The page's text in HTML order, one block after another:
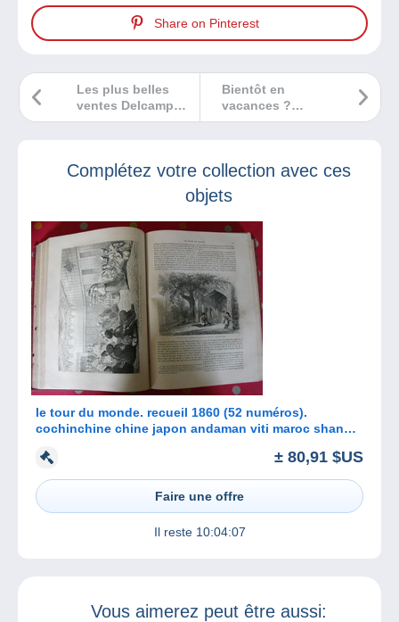
Share on Pinterest
Bientôt en
vacances ?
Envoyez des
Les plus belles
ventes Delcampe
juillet 2022
Complétez votre collection avec ces
objets
le tour du monde. recueil 1860 (52 numéros).
cochinchine chine japon andaman viti maroc shang-
± 80,91 $US
Faire une offre
Il reste 10:04:07
Vous aimerez peut être aussi: